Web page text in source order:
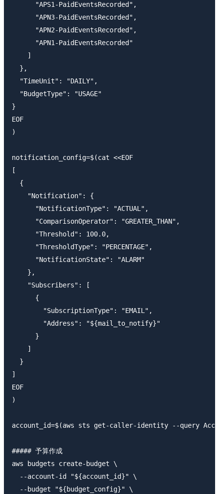
      "APS1-PaidEventsRecorded",
      "APN3-PaidEventsRecorded",
      "APN2-PaidEventsRecorded",
      "APN1-PaidEventsRecorded"
    ]
  },
  "TimeUnit": "DAILY",
  "BudgetType": "USAGE"
}
EOF
)
notification_config=$(cat <<EOF
[
  {
    "Notification": {
      "NotificationType": "ACTUAL",
      "ComparisonOperator": "GREATER_THAN",
      "Threshold": 100.0,
      "ThresholdType": "PERCENTAGE",
      "NotificationState": "ALARM"
    },
    "Subscribers": [
      {
        "SubscriptionType": "EMAIL",
        "Address": "${mail_to_notify}"
      }
    ]
  }
]
EOF
)
account_id=$(aws sts get-caller-identity --query
##### 予算作成
aws budgets create-budget \
  --account-id "${account_id}" \
  --budget "${budget_config}" \